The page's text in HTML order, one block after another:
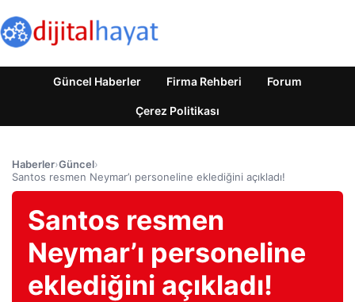
Güncel Haberler Firma Rehberi Forum
Çerez Politikası
Haberler›Güncel›
Santos resmen Neymar’ı personeline eklediğini açıkladı!
Santos resmen
Neymar’ı personeline
eklediğini açıkladı!